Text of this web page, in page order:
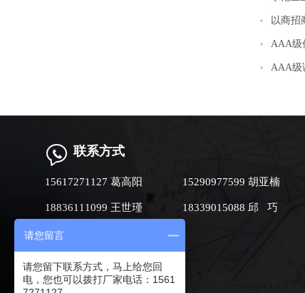
以商招
AAA级
AAA级
联系方式
15617271127 葛高阳 15290977599 胡亚楠
18836111099 王世瑾 18339015088 邱 巧
请您留言
请您留下联系方式，马上给您回
电，您也可以拨打厂家电话：1561